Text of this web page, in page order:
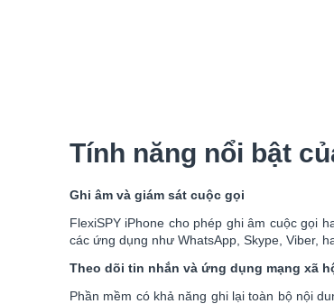
Tính năng nổi bật
Ghi âm và giám sát cuộc gọi
FlexiSPY iPhone cho phép ghi âm cuộc gọi
các ứng dụng như WhatsApp, Skype, Viber,
Theo dõi tin nhắn và ứng dụng mạng xã
Phần mềm có khả năng ghi lại toàn bộ nội